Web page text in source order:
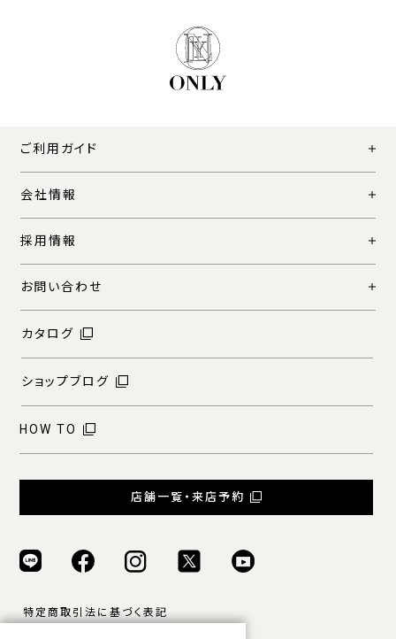
ご利用ガイド
会社情報
採用情報
お問い合わせ
カタログ
ショップブログ
HOW TO
店舗一覧・来店予約
特定商取引法に基づく表記